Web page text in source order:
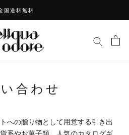
国送料無料
合わせ
への贈り物として用意する引き出